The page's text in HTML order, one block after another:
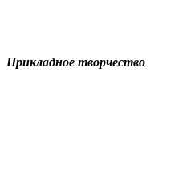
Прикладное творчество